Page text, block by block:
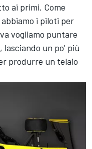
ai primi. Come
i piloti per
vogliamo puntare
lasciando un po' più
produrre un telaio